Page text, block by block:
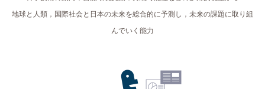
地球と人類，国際社会と日本の未来を総合的に予測し，未来の課題に取り組
んでいく能力